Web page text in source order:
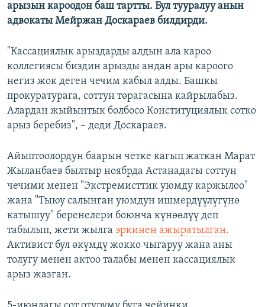
арызын кароодон баш тартты. Бул тууралуу анын
адвокаты Мейржан Доскараев билдирди.
"Кассациялык арыздарды алдын ала кароо
коллегиясы биздин арызды андан ары кароого
негиз жок деген чечим кабыл алды. Башкы
прокуратурага, соттун төрагасына кайрылабыз.
Алардан жыйынтык болбосо Конституциялык сотко
арыз беребиз", – деди Доскараев.
Айыптоолордун баарын четке кагып жаткан Марат
Жыланбаев былтыр ноябрда Астанадагы соттун
чечими менен "Экстремисттик уюмду каржылоо"
жана "Тыюу салынган уюмдун ишмердүүлүгүнө
катышуу" беренелери боюнча күнөөлүү деп
табылып, жети жылга эркинен ажыратылган.
Активист бул өкүмдү жокко чыгаруу жана аны
толугу менен актоо талабы менен кассациялык
арыз жазган.